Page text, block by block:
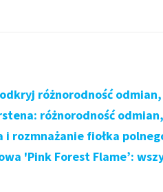
różnorodność
różnorodność
i rozmnażanie fiołka
'Pink Forest Flame’: